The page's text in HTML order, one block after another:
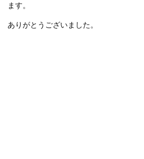
ます。
ありがとうございました。